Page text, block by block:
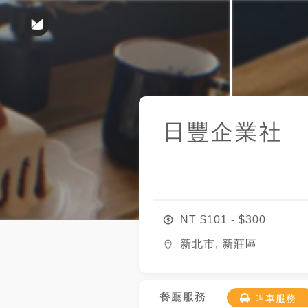
日豐企業社
NT $101 - $300
新北市, 新莊區
餐廳服務 叫車服務